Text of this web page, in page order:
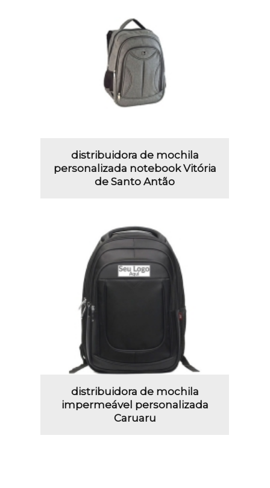
distribuidora de mochila
personalizada notebook Vitória
de Santo Antão
distribuidora de mochila
impermeável personalizada
Caruaru